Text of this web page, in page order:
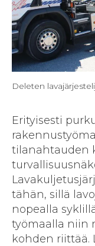
Deleten
Erityisesti
tilanahtauden
tähän, sillä
nopealla
työmaalla niin
kohden riittää.